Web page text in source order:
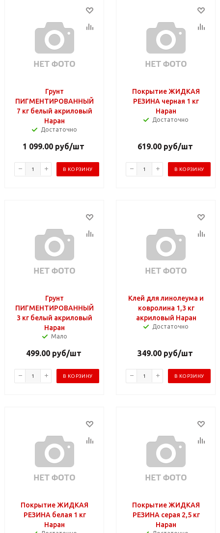
Грунт
ПИГМЕНТИРОВАННЫЙ
7 кг белый акриловый
Наран
Достаточно
1 099.00 руб/шт
В КОРЗИНУ
Покрытие ЖИДКАЯ
РЕЗИНА черная 1 кг
Наран
Достаточно
619.00руб/шт
В КОРЗИНУ
Грунт
ПИГМЕНТИРОВАННЫЙ
3 кг белый акриловый
Наран
Мало
499.00руб/шт
В КОРЗИНУ
Клей для линолеума и
ковролина 1,3 кг
акриловый Наран
Достаточно
349.00руб/шт
В КОРЗИНУ
Покрытие ЖИДКАЯ
РЕЗИНА белая 1 кг
Наран
Покрытие ЖИДКАЯ
РЕЗИНА серая 2,5 кг
Наран